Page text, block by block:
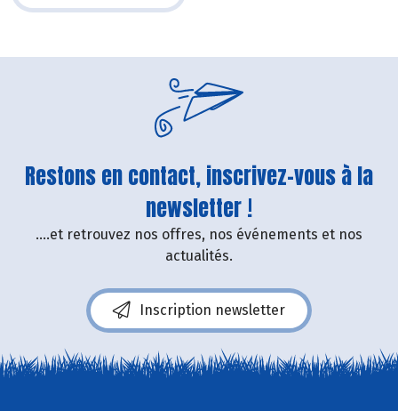
Restons en contact, inscrivez-vous à la
newsletter !
....et retrouvez nos offres, nos événements et nos
actualités.
Inscription newsletter